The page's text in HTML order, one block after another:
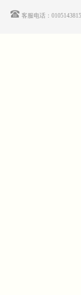
客服电话：